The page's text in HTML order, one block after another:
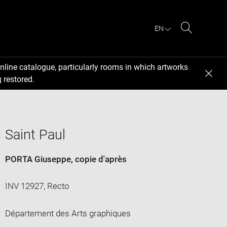
EN
catalogue, particularly rooms in which artworks
restored.
Saint Paul
PORTA Giuseppe, copie d'après
INV 12927, Recto
Département des Arts graphiques